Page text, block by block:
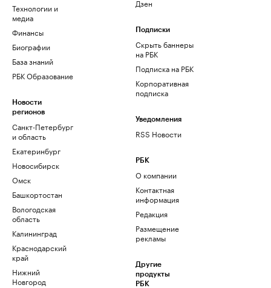
Технологии и
медиа
Финансы
Биографии
База знаний
РБК Образование
Новости
регионов
Санкт-Петербург
и область
Екатеринбург
Новосибирск
Омск
Башкортостан
Вологодская
область
Калининград
Краснодарский
край
Нижний
Новгород
Дзен
Подписки
Скрыть баннеры
на РБК
Подписка на РБК
Корпоративная
подписка
Уведомления
RSS Новости
РБК
О компании
Контактная
информация
Редакция
Размещение
рекламы
Другие
продукты
РБК